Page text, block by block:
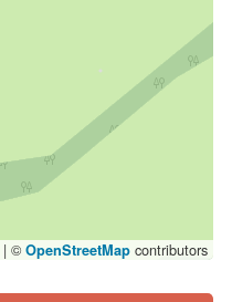
| © OpenStreetMap contributors